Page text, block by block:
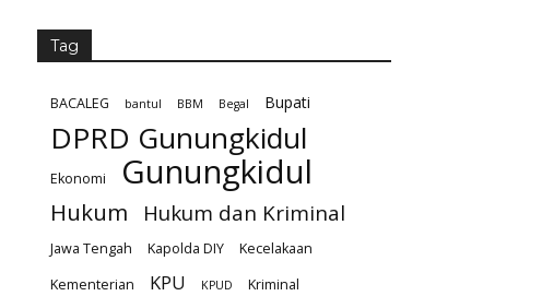
Tag
BACALEG bantul BBM Begal Bupati
DPRD Gunungkidul
Ekonomi Gunungkidul
Hukum Hukum dan Kriminal
Jawa Tengah Kapolda DIY
Kecelakaan
Kementerian
KPU KPUD
Kriminal